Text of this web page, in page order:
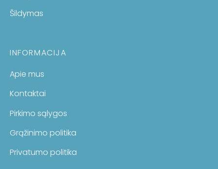
Šildymas
INFORMACIJA
Apie mus
Kontaktai
Pirkimo sąlygos
Grąžinimo politika
Privatumo politika